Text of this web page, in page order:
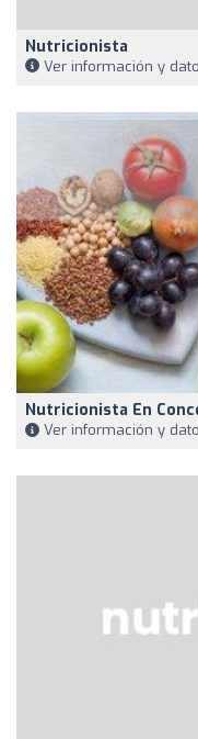
Nutricionista
Ver información y
Nutricionista En
Ver información y